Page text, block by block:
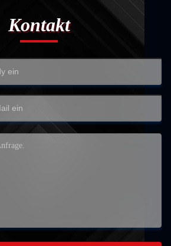
Kontakt